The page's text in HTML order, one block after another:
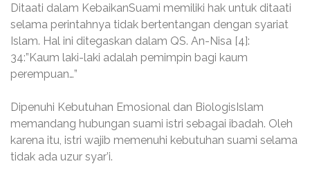
Ditaati dalam KebaikanSuami memiliki hak untuk ditaati
selama perintahnya tidak bertentangan dengan syariat
Islam. Hal ini ditegaskan dalam QS. An-Nisa [4]:
34:”Kaum laki-laki adalah pemimpin bagi kaum
perempuan…”
Dipenuhi Kebutuhan Emosional dan BiologisIslam
memandang hubungan suami istri sebagai ibadah. Oleh
karena itu, istri wajib memenuhi kebutuhan suami selama
tidak ada uzur syar’i.